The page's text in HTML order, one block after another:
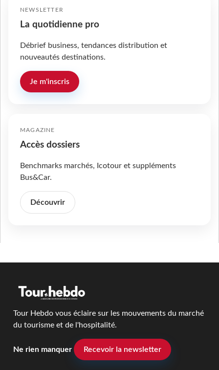
NEWSLETTER
La quotidienne pro
Débrief business, tendances distribution et
nouveautés destinations.
Je m'inscris
MAGAZINE
Accès dossiers
Benchmarks marchés, Icotour et suppléments
Bus&Car.
Découvrir
Tour Hebdo vous éclaire sur les mouvements du marché
du tourisme et de l'hospitalité.
Ne rien manquer Recevoir la newsletter